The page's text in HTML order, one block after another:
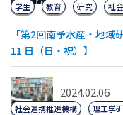
「第2回南予水産・地域
11 日（日・祝）】
学生 教育 研究 社
2024.02.06
社会連携推進機構 理工学